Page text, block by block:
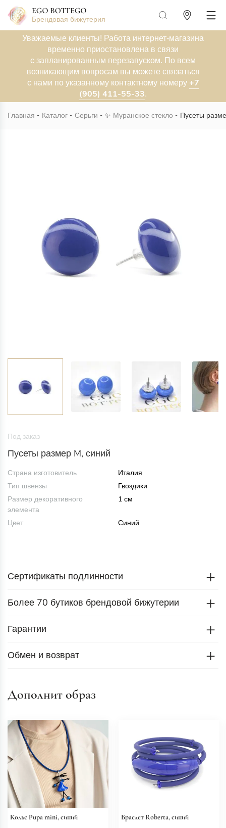
Брендовая бижутерия
Уважаемые клиенты! Работа интернет-магазина
временно приостановлена в связи
с запланированным перезапуском. По всем
возникающим вопросам вы можете связаться
с нами по указанному контактному номеру +7
(905) 411-55-33.
Главная Каталог Серьги ✨ Муранское стекло Пусеты
Под заказ
Пусеты размер M, синий
Страна изготовитель
Италия
Тип швензы
Гвоздики
Размер декоративного
элемента
1 см
Цвет Синий
Сертификаты подлинности
Более 70 бутиков брендовой бижутерии
Гарантии
Обмен и возврат
Дополнит образ
Колье Pupa mini, синий Браслет Roberta, синий